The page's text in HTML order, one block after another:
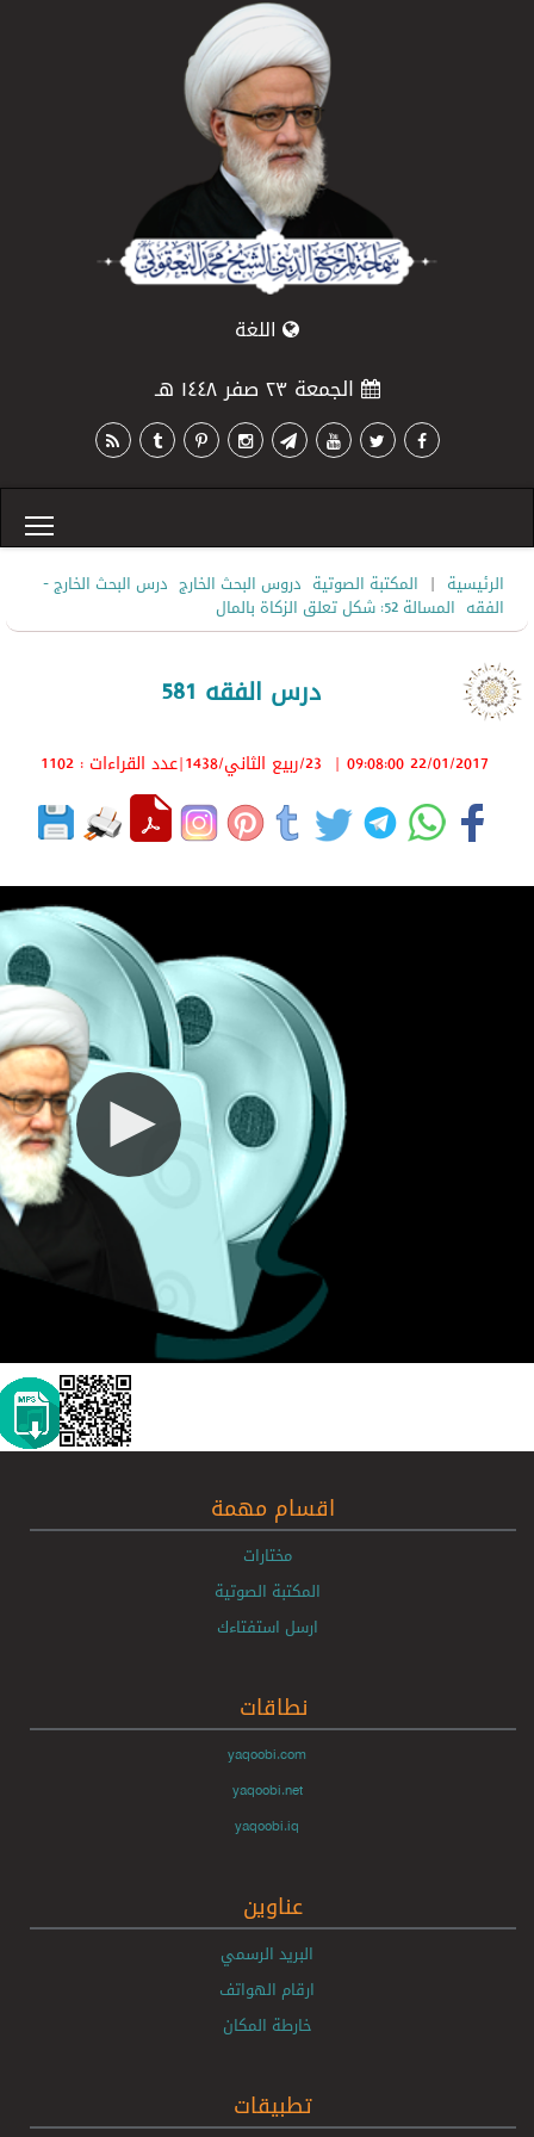
اللغة
الجمعة ٢٣ صفر ١٤٤٨ هـ
الرئيسية | المكتبة الصوتية دروس البحث الخارج درس البحث الخارج -
الفقه المسالة 52: شكل تعلق الزكاة بالمال
درس الفقه 581
22/01/2017 09:08:00
| 23/ربيع الثاني/1438 |عدد القراءات : 1102
اقسام مهمة
مختارات
المكتبة الصوتية
ارسل استفتاءك
نطاقات
yaqoobi.com
yaqoobi.net
yaqoobi.iq
عناوين
البريد الرسمي
ارقام الهواتف
خارطة المكان
تطبيقات